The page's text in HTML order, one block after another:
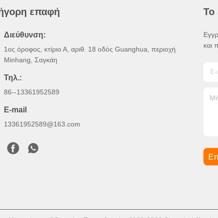
επαφή
Διεύθυνση:
1ος όροφος, κτίριο Α, αριθ. 18 οδός Guanghua, περιοχή
Minhang, Σαγκάη
Τηλ.:
86--13361952589
E-mail
13361952589@163.com
Το
και